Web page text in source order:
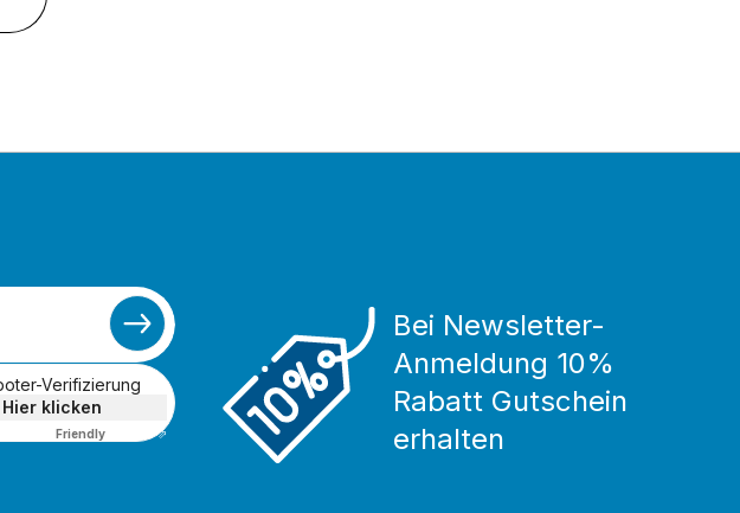
Verifizierung
Hier klicken
FriendlyCaptcha ⇗
Bei Newsletter-
Anmeldung 10%
Rabatt Gutschein
erhalten